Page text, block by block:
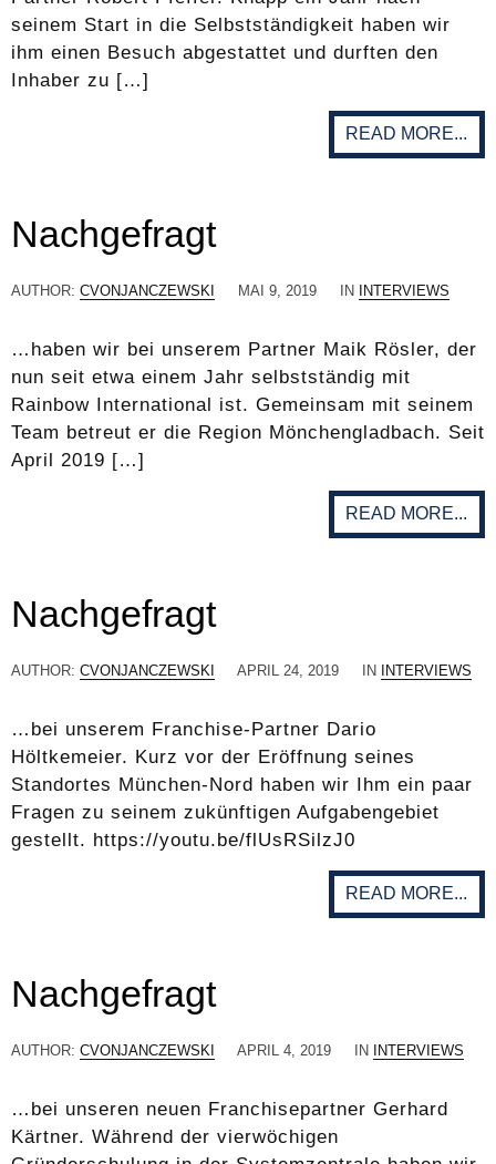
seinem Start in die Selbstständigkeit haben wir
ihm einen Besuch abgestattet und durften den
Inhaber zu […]
READ MORE...
Nachgefragt
AUTHOR: CVONJANCZEWSKI MAI 9, 2019 IN INTERVIEWS
…haben wir bei unserem Partner Maik Rösler, der
nun seit etwa einem Jahr selbstständig mit
Rainbow International ist. Gemeinsam mit seinem
Team betreut er die Region Mönchengladbach. Seit
April 2019 […]
READ MORE...
Nachgefragt
AUTHOR: CVONJANCZEWSKI APRIL 24, 2019 IN INTERVIEWS
…bei unserem Franchise-Partner Dario
Höltkemeier. Kurz vor der Eröffnung seines
Standortes München-Nord haben wir Ihm ein paar
Fragen zu seinem zukünftigen Aufgabengebiet
gestellt. https://youtu.be/flUsRSilzJ0
READ MORE...
Nachgefragt
AUTHOR: CVONJANCZEWSKI APRIL 4, 2019 IN INTERVIEWS
…bei unseren neuen Franchisepartner Gerhard
Kärtner. Während der vierwöchigen